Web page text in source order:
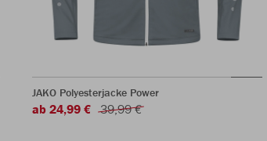
JAKO Polyesterjacke Power
ab 24,99 € 39,99 €